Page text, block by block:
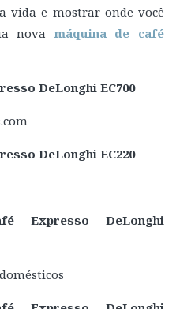
vida e mostrar onde você
novamáquina de café
DeLonghi EC700
DeLonghi EC220
Expresso DeLonghi